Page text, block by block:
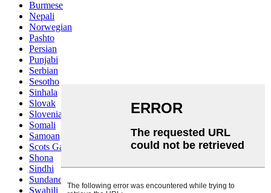
Burmese
Nepali
Norwegian
Pashto
Persian
Punjabi
Serbian
Sesotho
Sinhala
Slovak
Slovenian
Somali
Samoan
Scots Gaelic
Shona
Sindhi
Sundanese
Swahili